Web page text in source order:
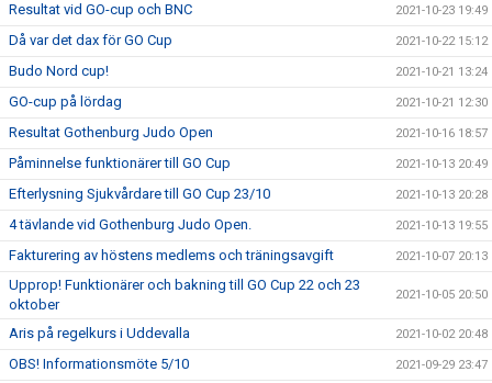
Resultat vid GO-cup och BNC 2021-10-23 19:49
Då var det dax för GO Cup 2021-10-22 15:12
Budo Nord cup! 2021-10-21 13:24
GO-cup på lördag 2021-10-21 12:30
Resultat Gothenburg Judo Open 2021-10-16 18:57
Påminnelse funktionärer till GO Cup 2021-10-13 20:49
Efterlysning Sjukvårdare till GO Cup 23/10 2021-10-13 20:28
4 tävlande vid Gothenburg Judo Open. 2021-10-13 19:55
Fakturering av höstens medlems och träningsavgift 2021-10-07 20:13
Upprop! Funktionärer och bakning till GO Cup 22 och 23
oktober
2021-10-05 20:50
Aris på regelkurs i Uddevalla 2021-10-02 20:48
OBS! Informationsmöte 5/10 2021-09-29 23:47